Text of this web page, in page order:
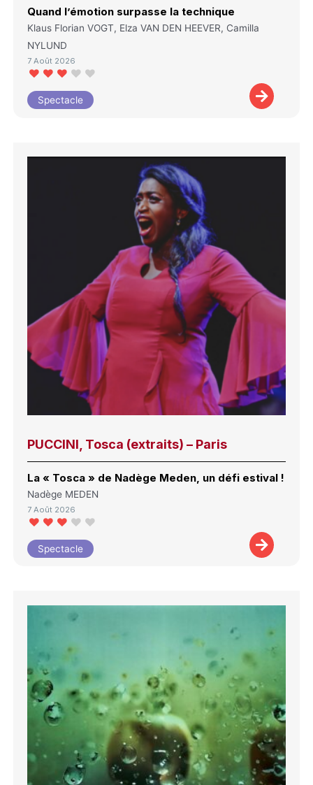
Quand l’émotion surpasse la technique
Klaus Florian VOGT, Elza VAN DEN HEEVER, Camilla
NYLUND
7 Août 2026
Spectacle
PUCCINI, Tosca (extraits) – Paris
La « Tosca » de Nadège Meden, un défi estival !
Nadège MEDEN
7 Août 2026
Spectacle